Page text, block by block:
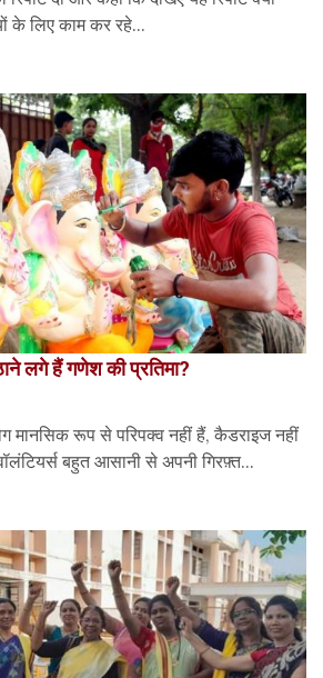
के लिए काम कर रहे...
लगे हैं गणेश की प्रतिमा?
मानसिक रूप से परिपक्व नहीं हैं, कैडराइज नहीं
बहुत आसानी से अपनी गिरफ़्त...